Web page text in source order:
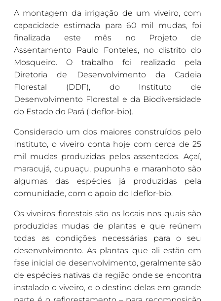
A montagem da irrigação de um viveiro, com
capacidade estimada para 60 mil mudas, foi
finalizada este mês no Projeto de
Assentamento Paulo Fonteles, no distrito do
Mosqueiro. O trabalho foi realizado pela
Diretoria de Desenvolvimento da Cadeia
Florestal (DDF), do Instituto de
Desenvolvimento Florestal e da Biodiversidade
do Estado do Pará (Ideflor-bio).
Considerado um dos maiores construídos pelo
Instituto, o viveiro conta hoje com cerca de 25
mil mudas produzidas pelos assentados. Açaí,
maracujá, cupuaçu, pupunha e maranhoto são
algumas das espécies já produzidas pela
comunidade, com o apoio do Ideflor-bio.
Os viveiros florestais são os locais nos quais são
produzidas mudas de plantas e que reúnem
todas as condições necessárias para o seu
desenvolvimento. As plantas que ali estão em
fase inicial de desenvolvimento, geralmente são
de espécies nativas da região onde se encontra
instalado o viveiro, e o destino delas em grande